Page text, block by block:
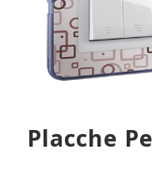
Placche